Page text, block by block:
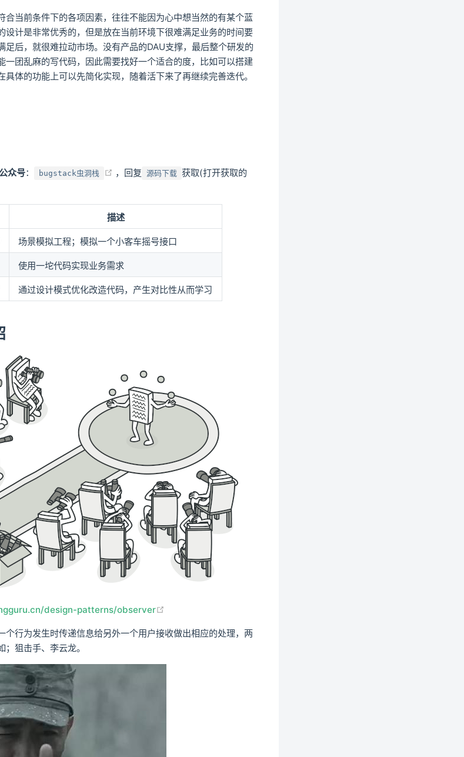
合当前条件下的各项因素，往往不能因为心中想当然的有某个蓝
设计是非常优秀的，但是放在当前环境下很难满足业务的时间要
足后，就很难拉动市场。没有产品的DAU支撑，最后整个研发的
一团乱麻的写代码，因此需要找好一个适合的度，比如可以搭建
体的功能上可以先简化实现，随着活下来了再继续完善迭代。
众号： bugstack虫洞栈 (opens new window)
，回复 源码下载 获取(打开获取的
描述
场景模拟工程；模拟一个小客车摇号接口
使用一坨代码实现业务需求
通过设计模式优化改造代码，产生对比性从而学习
design-patterns/observer
行为发生时传递信息给另外一个用户接收做出相应的处理，两
狙击手、李云龙。